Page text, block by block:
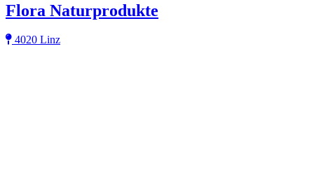
Flora Naturprodukte
4020 Linz